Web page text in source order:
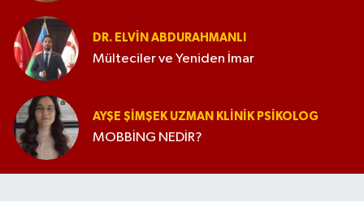
DR. ELVIN ABDURAHMANLI
Mülteciler ve Yeniden İmar
AYŞE ŞIMŞEK UZMAN KLINIK PSIKOLOG
MOBBİNG NEDİR?